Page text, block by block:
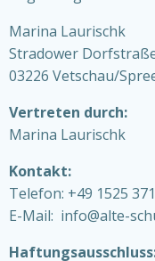
Marina Laurischk
Stradower
03226 Vetschau/
Vertreten durch:
Marina Laurischk
Kontakt:
Telefon: +49 1525
E-Mail: info@alte-